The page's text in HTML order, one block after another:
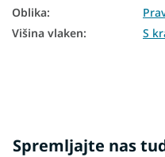
Oblika:
Višina vlaken: S
Spremljajte nas